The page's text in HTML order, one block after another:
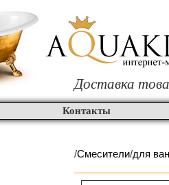
Доставка
Контакты
/Смесители/для